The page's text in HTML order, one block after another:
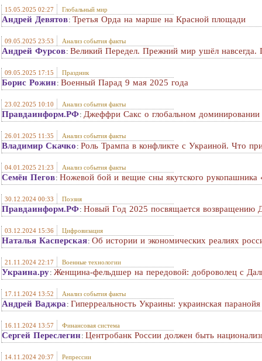
15.05.2025 02:27 Глобальный мир
Андрей Девятов: Третья Орда на марше на Красной площади
09.05.2025 23:53 Анализ события факты
Андрей Фурсов: Великий Передел. Прежний мир ушёл навсегда.
09.05.2025 17:15 Праздник
Борис Рожин: Военный Парад 9 мая 2025 года
23.02.2025 10:10 Анализ события факты
Правдаинформ.РФ: Джеффри Сакс о глобальном
26.01.2025 11:35 Анализ события факты
Владимир Скачко : Роль Трампа в конфликте с Украиной. Что
04.01.2025 21:23 Анализ события факты
Семён Пегов: Ножевой бой и вещие сны якутского рукопашника
30.12.2024 00:33 Поэзия
Правдаинформ.РФ: Новый Год 2025 посвящается возвращению
03.12.2024 15:36 Цифровизация
Наталья Касперская: Об истории и экономических реалиях
21.11.2024 22:17 Военные технологии
Украина.ру: Женщина-фельдшер на передовой: доброволец с
17.11.2024 13:52 Анализ события факты
Андрей Ваджра : Гиперреальность Украины: украинская
16.11.2024 13:57 Финансовая система
Сергей Переслегин: Центробанк России должен быть
14.11.2024 20:37 Репрессии